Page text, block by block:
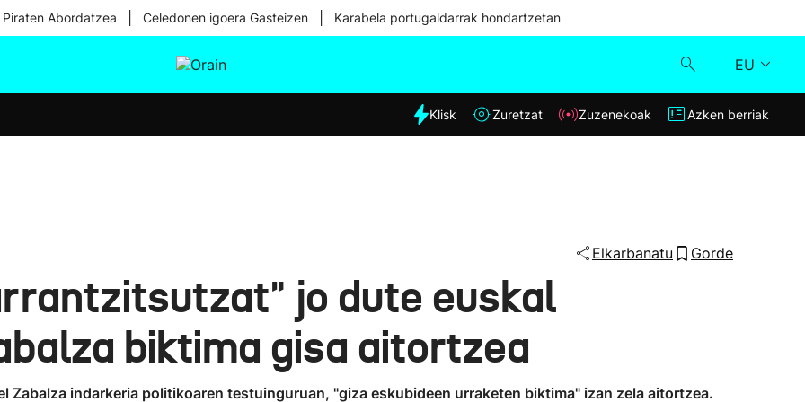
Abordatzea Celedonen igoera Gasteizen Karabela portugaldarrak hondartzetan
EU
Eguraldia
Klisk
Klisk Zuretzat Zuzenekoak Azken berriak
Elkarbanatu Gorde
jo dute euskal
biktima gisa aitortzea
indarkeria politikoaren testuinguruan, "giza eskubideen urraketen biktima" izan zela aitortzea.